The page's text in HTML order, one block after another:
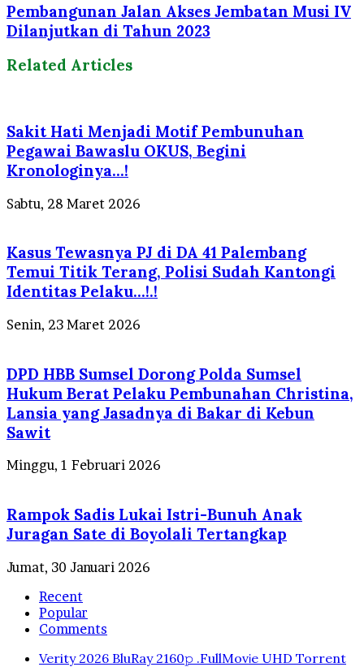
Pembangunan Jalan Akses Jembatan Musi IV
Dilanjutkan di Tahun 2023
Related Articles
Sakit Hati Menjadi Motif Pembunuhan
Pegawai Bawaslu OKUS, Begini
Kronologinya…!
Sabtu, 28 Maret 2026
Kasus Tewasnya PJ di DA 41 Palembang
Temui Titik Terang, Polisi Sudah Kantongi
Identitas Pelaku…!.!
Senin, 23 Maret 2026
DPD HBB Sumsel Dorong Polda Sumsel
Hukum Berat Pelaku Pembunahan Christina,
Lansia yang Jasadnya di Bakar di Kebun
Sawit
Minggu, 1 Februari 2026
Rampok Sadis Lukai Istri-Bunuh Anak
Juragan Sate di Boyolali Tertangkap
Jumat, 30 Januari 2026
Recent
Popular
Comments
Verity 2026 BluRay 2160𝚙 .FullMov𝗂e UHD Torrent